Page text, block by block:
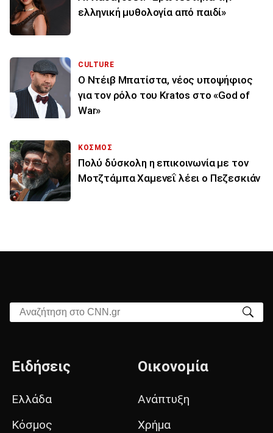
ελληνική μυθολογία από παιδί»
CULTURE
Ο Ντέιβ Μπατίστα, νέος υποψήφιος
για τον ρόλο του Kratos στο «God of
War»
ΚΟΣΜΟΣ
Πολύ δύσκολη η επικοινωνία με τον
Μοτζτάμπα Χαμενεΐ λέει ο Πεζεσκιάν
Αναζήτηση στο CNN.gr
Ειδήσεις
Ελλάδα
Κόσμος
Οικονομία
Ανάπτυξη
Χρήμα